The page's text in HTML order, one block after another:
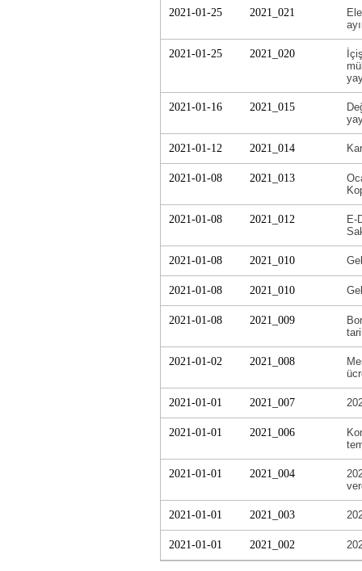
2021-01-25 2021_021
2021-01-25 2021_020
2021-01-16 2021_015
2021-01-12 2021_014
2021-01-08 2021_013
2021-01-08 2021_012
E-
2021-01-08 2021_010
2021-01-08 2021_010
2021-01-08 2021_009
2021-01-02 2021_008
2021-01-01 2021_007
2021-01-01 2021_006
2021-01-01 2021_004
2021-01-01 2021_003
2021-01-01 2021_002